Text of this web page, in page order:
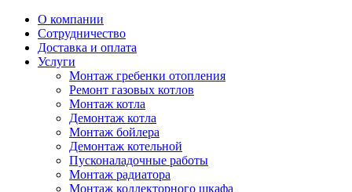
О компании
Сотрудничество
Доставка и оплата
Услуги
Монтаж гребенки отопления
Ремонт газовых котлов
Монтаж котла
Демонтаж котла
Монтаж бойлера
Демонтаж котельной
Пусконаладочные работы
Монтаж радиатора
Монтаж коллекторного шкафа